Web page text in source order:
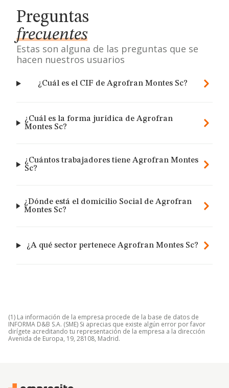
Preguntas
frecuentes
Estas son alguna de las preguntas que se
hacen nuestros usuarios
¿Cuál es el CIF de Agrofran Montes Sc?
¿Cuál es la forma jurídica de Agrofran
Montes Sc?
¿Cuántos trabajadores tiene Agrofran Montes
Sc?
¿Dónde está el domicilio Social de Agrofran
Montes Sc?
¿A qué sector pertenece Agrofran Montes Sc?
(1) La información de la empresa procede de la base de datos de
INFORMA D&B S.A. (SME) Si aprecias que existe algún error por favor
dirígete acreditando tu representación de la empresa a la dirección
Avenida de Europa, 19, 28108, Madrid.